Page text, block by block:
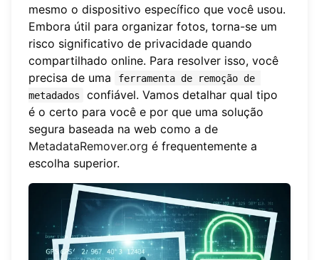
mesmo o dispositivo específico que você usou.
Embora útil para organizar fotos, torna-se um
risco significativo de privacidade quando
compartilhado online. Para resolver isso, você
precisa de uma
ferramenta de remoção de
metadados
confiável. Vamos detalhar qual tipo
é o certo para você e por que uma solução
segura baseada na web como a de
MetadataRemover.org é frequentemente a
escolha superior.